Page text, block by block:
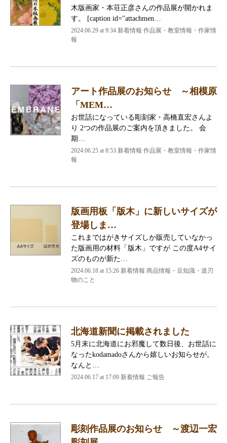
木版画家・本荘正彦さんの作品展が開かれま
す。 [caption id="attachmen…
2024.06.29 at 9:34 新着情報 作品展・教室情報・作家情
報
アート作品展のお知らせ ～相模原
「MEM…
お世話になっている彫刻家・高橋直宏さんよ
り 2つの作品展のご案内を頂きました。 会
期…
2024.06.25 at 8:53 新着情報 作品展・教室情報・作家情
報
版画用板「版木」に新しいサイズが
登場しま…
これまではがきサイズしか販売していなかっ
た版画用の材料「版木」ですが この度A4サイ
ズのものが新た…
2024.06.18 at 15:26 新着情報 商品情報・豆知識・道刃
物のこと
北海道新聞に掲載されました
5月末に北海道にお邪魔して数日後、お世話に
なったkodamadoさんから嬉しいお知らせが。
なんと…
2024.06.17 at 17:09 新着情報 ご報告
彫刻作品展のお知らせ ～渡辺一宏